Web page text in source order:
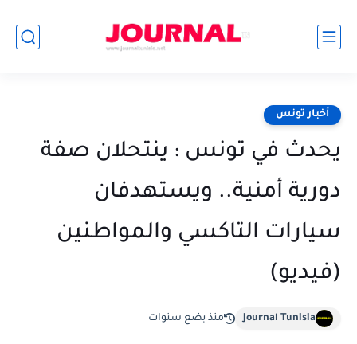
أخبار تونس
يحدث في تونس : ينتحلان صفة
دورية أمنية.. ويستهدفان
سيارات التاكسي والمواطنين
(فيديو)
Journal Tunisia منذ بضع سنوات